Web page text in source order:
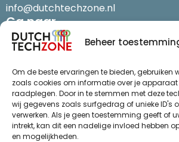
Beheer
Om de beste ervaringen te bieden, gebruiken
zoals cookies om informatie over je
raadplegen. Door in te stemmen met deze
wij gegevens zoals surfgedrag of unieke ID's
verwerken. Als je geen toestemming geeft of
intrekt, kan dit een nadelige invloed hebben
en mogelijkheden.
info@dutchtechzone.nl
Ga naar
De regio
Over ons
Thema’s
Succes
Actueel
Evenementen
.
Algemene